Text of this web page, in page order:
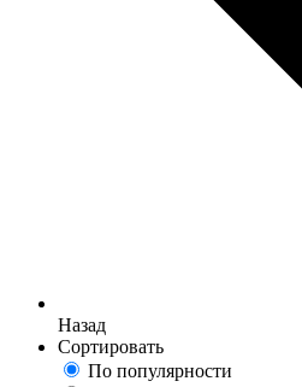
Назад
Сортировать
По популярности